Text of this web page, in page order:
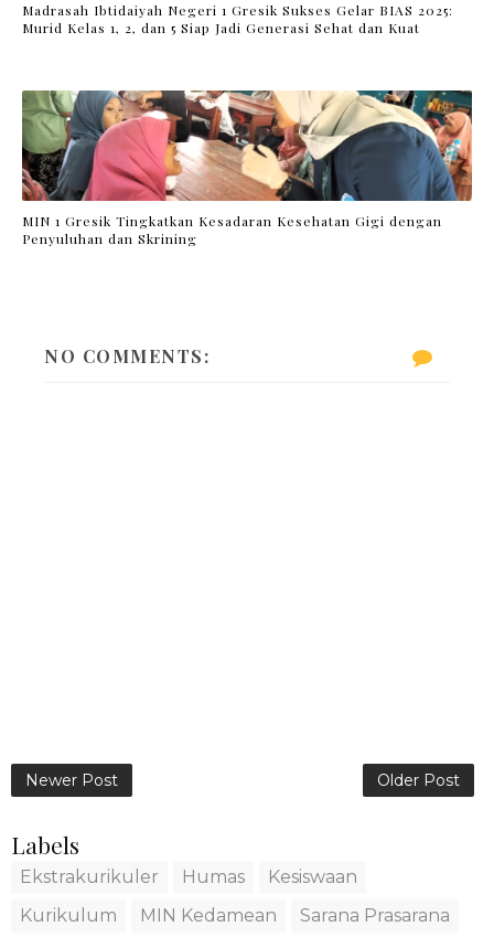
Madrasah Ibtidaiyah Negeri 1 Gresik Sukses Gelar BIAS 2025:
Murid Kelas 1, 2, dan 5 Siap Jadi Generasi Sehat dan Kuat
MIN 1 Gresik Tingkatkan Kesadaran Kesehatan Gigi dengan
Penyuluhan dan Skrining
NO COMMENTS:
Newer Post Older Post
Labels
Ekstrakurikuler Humas
Kesiswaan
Kurikulum
MIN Kedamean Sarana Prasarana